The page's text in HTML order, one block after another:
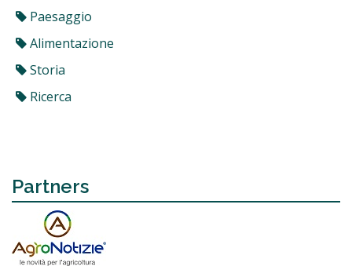
Paesaggio
Alimentazione
Storia
Ricerca
Partners